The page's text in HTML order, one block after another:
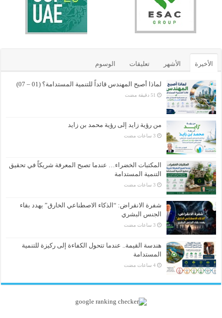
الأخيرة الأشهر تعليقات الوسوم
لماذا أصبح المهندس قائداً للتنمية المستدامة؟ (01 – 07)
من رؤية زايد إلى رؤية محمد بن زايد
‏3 ساعات مضت
المكتبات الخضراء… عندما تصبح المعرفة شريكاً في تحقيق
التنمية المستدامة
‏3 ساعات مضت
شفرة الانقراض: “الذكاء الاصطناعي الخارق” يهدد بقاء
الجنس البشري
‏3 ساعات مضت
هندسة القيمة.. عندما تتحول الكفاءة إلى ركيزة للتنمية
المستدامة
‏4 ساعات مضت